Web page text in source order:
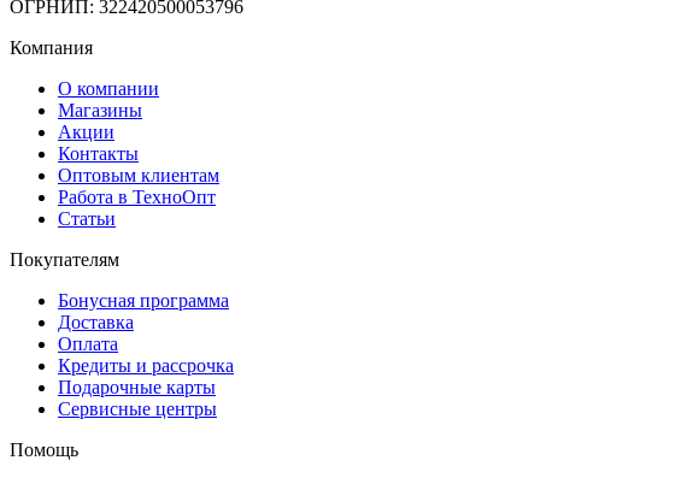
ОГРНИП: 322420500053796
Компания
О компании
Магазины
Акции
Контакты
Оптовым клиентам
Работа в ТехноОпт
Статьи
Покупателям
Бонусная программа
Доставка
Оплата
Кредиты и рассрочка
Подарочные карты
Сервисные центры
Помощь